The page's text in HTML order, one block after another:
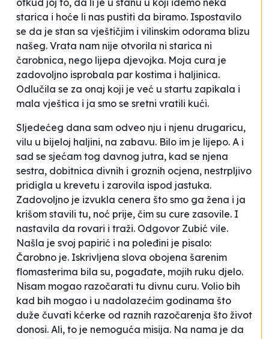
otkud joj to, da li je u stanu u koji idemo neka
starica i hoće li nas pustiti da biramo. Ispostavilo
se da je stan sa vještičjim i vilinskim odorama blizu
našeg. Vrata nam nije otvorila ni starica ni
čarobnica, nego lijepa djevojka. Moja cura je
zadovoljno isprobala par kostima i haljinica.
Odlučila se za onaj koji je već u startu zapikala i
mala vještica i ja smo se sretni vratili kući.
Sljedećeg dana sam odveo nju i njenu drugaricu,
vilu u bijeloj haljini, na zabavu. Bilo im je lijepo. A i
sad se sjećam tog davnog jutra, kad se njena
sestra, dobitnica divnih i groznih ocjena, nestrpljivo
pridigla u krevetu i zarovila ispod jastuka.
Zadovoljno je izvukla cenera što smo ga žena i ja
krišom stavili tu, noć prije, čim su cure zasovile. I
nastavila da rovari i traži. Odgovor Zubić vile.
Našla je svoj papirić i na poleđini je pisalo:
Čarobno je. Iskrivljena slova obojena šarenim
flomasterima bila su, pogađate, mojih ruku djelo.
Nisam mogao razočarati tu divnu curu. Volio bih
kad bih mogao i u nadolazećim godinama što
duže čuvati kćerke od raznih razočarenja što život
donosi. Ali, to je nemoguća misija. Na nama je da